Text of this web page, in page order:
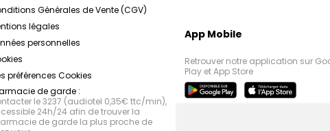
Générales de Vente (CGV)
légales
personnelles
préférences Cookies
de garde :
le 3237 (audiotel 0,35€ ttc/min),
24h/24 afin de trouver la
de garde la plus proche de
App Mobile
Retrouver notre application sur
Play et App Store